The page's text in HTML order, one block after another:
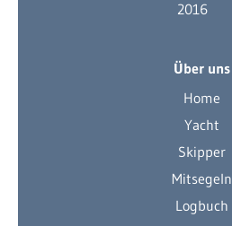
Über uns
Home
Yacht
Skipper
Mitsegeln
Logbuch